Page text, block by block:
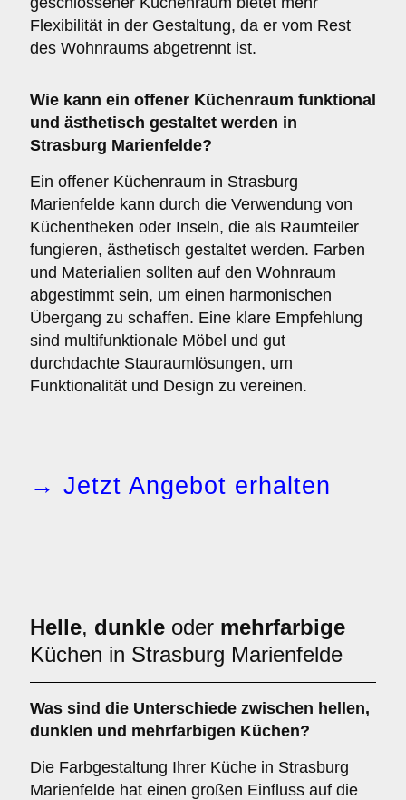
Flexibilität in der Gestaltung, da er vom Rest
des Wohnraums abgetrennt ist.
Wie kann ein offener Küchenraum funktional
und ästhetisch gestaltet werden in
Strasburg Marienfelde?
Ein offener Küchenraum in Strasburg
Marienfelde kann durch die Verwendung von
Küchentheken oder Inseln, die als Raumteiler
fungieren, ästhetisch gestaltet werden. Farben
und Materialien sollten auf den Wohnraum
abgestimmt sein, um einen harmonischen
Übergang zu schaffen. Eine klare Empfehlung
sind multifunktionale Möbel und gut
durchdachte Stauraumlösungen, um
Funktionalität und Design zu vereinen.
→ Jetzt Angebot erhalten
Helle, dunkle oder mehrfarbige
Küchen in Strasburg Marienfelde
Was sind die Unterschiede zwischen hellen,
dunklen und mehrfarbigen Küchen?
Die Farbgestaltung Ihrer Küche in Strasburg
Marienfelde hat einen großen Einfluss auf die